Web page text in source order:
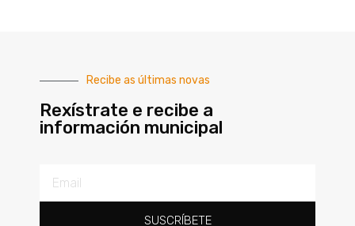
Recibe as últimas novas
Rexístrate e recibe a
información municipal
SUSCRÍBETE